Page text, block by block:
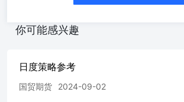
你可能感兴趣
日度策略参考
国贸期货 2024-09-02